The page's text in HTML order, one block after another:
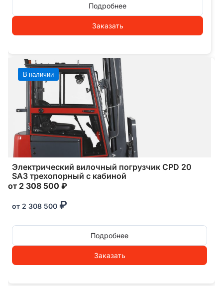
Подробнее
Заказать
В наличии
Электрический вилочный погрузчик CPD 20
SA3 трехопорный с кабиной
от 2 308 500 ₽
от 2 308 500 ₽
Подробнее
Заказать